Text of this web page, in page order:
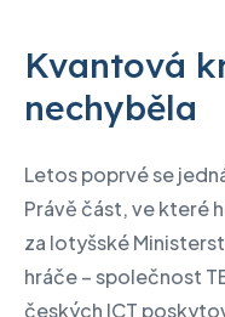
Kvantová
nechyběla
Letos poprvé se
Právě část, ve které
za lotyšské
hráče – společnost
českých ICT